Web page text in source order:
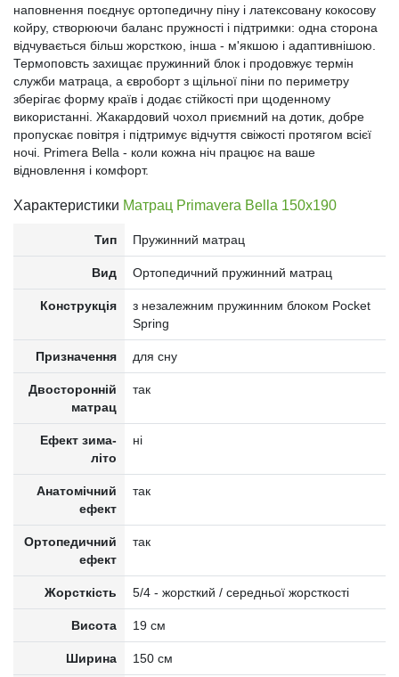
наповнення поєднує ортопедичну піну і латексовану кокосову
койру, створюючи баланс пружності і підтримки: одна сторона
відчувається більш жорсткою, інша - м'якшою і адаптивнішою.
Термоповсть захищає пружинний блок і продовжує термін
служби матраца, а євроборт з щільної піни по периметру
зберігає форму країв і додає стійкості при щоденному
використанні. Жакардовий чохол приємний на дотик, добре
пропускає повітря і підтримує відчуття свіжості протягом всієї
ночі. Primera Bella - коли кожна ніч працює на ваше
відновлення і комфорт.
Характеристики Матрац Primavera Bella 150x190
Тип Пружинний матрац
Вид Ортопедичний пружинний матрац
Конструкція
з незалежним пружинним блоком Pocket
Spring
Призначення для сну
Двосторонній
матрац
так
Ефект зима-
літо
ні
Анатомічний
ефект
так
Ортопедичний
ефект
так
Жорсткість 5/4 - жорсткий / середньої жорсткості
Висота 19 см
Ширина 150 см